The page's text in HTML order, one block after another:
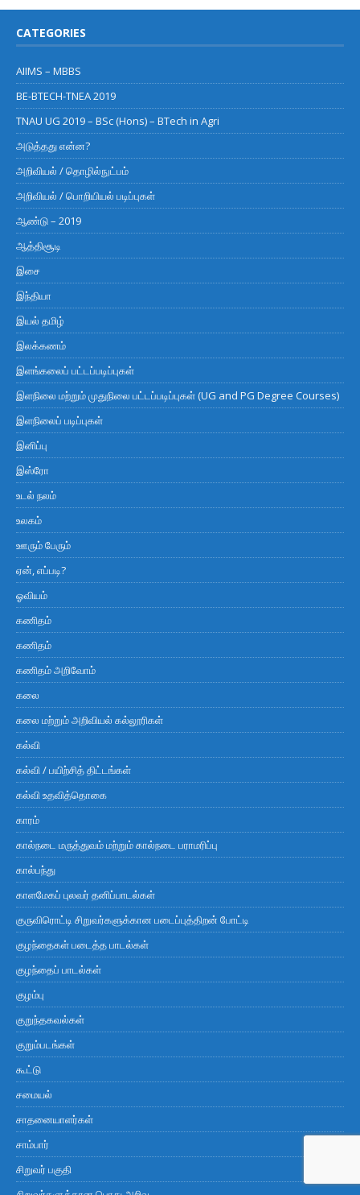
CATEGORIES
AIIMS – MBBS
BE-BTECH-TNEA 2019
TNAU UG 2019 – BSc (Hons) – BTech in Agri
அடுத்தது என்ன?
அறிவியல் / தொழில்நுட்பம்
அறிவியல் / பொறியியல் படிப்புகள்
ஆண்டு – 2019
ஆத்திசூடி
இசை
இந்தியா
இயல் தமிழ்
இலக்கணம்
இளங்கலைப் பட்டப்படிப்புகள்
இளநிலை மற்றும் முதுநிலை பட்டப்படிப்புகள் (UG and PG Degree Courses)
இளநிலைப் படிப்புகள்
இனிப்பு
இஸ்ரோ
உடல் நலம்
உலகம்
ஊரும் பேரும்
ஏன், எப்படி?
ஓவியம்
கணிதம்
கணிதம்
கணிதம் அறிவோம்
கலை
கலை மற்றும் அறிவியல் கல்லூரிகள்
கல்வி
கல்வி / பயிற்சித் திட்டங்கள்
கல்வி உதவித்தொகை
காரம்
கால்நடை மருத்துவம் மற்றும் கால்நடை பராமரிப்பு
கால்பந்து
காளமேகப் புலவர் தனிப்பாடல்கள்
குருவிரொட்டி சிறுவர்களுக்கான படைப்புத்திறன் போட்டி
குழந்தைகள் படைத்த பாடல்கள்
குழந்தைப் பாடல்கள்
குழம்பு
குறுந்தகவல்கள்
குறும்படங்கள்
கூட்டு
சமையல்
சாதனையாளர்கள்
சாம்பார்
சிறுவர் பகுதி